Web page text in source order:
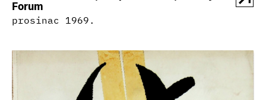
Forum
prosinac 1969.